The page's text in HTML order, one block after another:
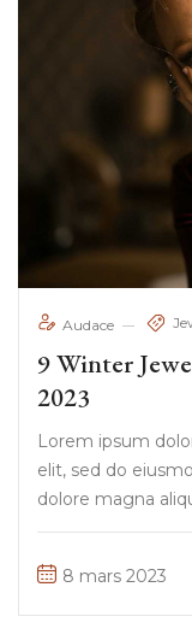
Audace
9 Winter
2023
Lorem ipsum
elit, sed do
dolore magna
nostrud
dolor sit amet, ...
8 mars 2023